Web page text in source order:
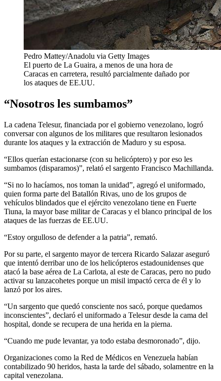
Pedro Mattey/Anadolu via Getty Images
El puerto de La Guaira, a menos de una hora de
Caracas en carretera, resultó parcialmente dañado por
los ataques de EE.UU.
“Nosotros les sumbamos”
La cadena Telesur, financiada por el gobierno venezolano, logró
conversar con algunos de los militares que resultaron lesionados
durante los ataques y la extracción de Maduro y su esposa.
“Ellos querían estacionarse (con su helicóptero) y por eso les
sumbamos (disparamos)”, relató el sargento Francisco Machillanda.
“Si no lo hacíamos, nos toman la unidad”, agregó el uniformado,
quien forma parte del Batallón Rivas, uno de los grupos de
vehículos blindados que el ejército venezolano tiene en Fuerte
Tiuna, la mayor base militar de Caracas y el blanco principal de los
ataques de las fuerzas de EE.UU.
“Estoy orgulloso de defender a la patria”, remató.
Por su parte, el sargento mayor de tercera Ricardo Salazar aseguró
que intentó derribar uno de los helicópteros estadounidenses que
atacó la base aérea de La Carlota, al este de Caracas, pero no pudo
activar su lanzacohetes porque un misil impactó cerca de él y lo
lanzó por los aires.
“Un sargento que quedó consciente nos sacó, porque quedamos
inconscientes”, declaró el uniformado a Telesur desde la cama del
hospital, donde se recupera de una herida en la pierna.
“Cuando me pude levantar, ya todo estaba desmoronado”, dijo.
Organizaciones como la Red de Médicos en Venezuela habían
contabilizado 90 heridos, hasta la tarde del sábado, solamentre en la
capital venezolana.